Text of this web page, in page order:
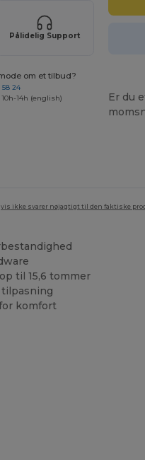
Pålidelig Support
om et tilbud?
58 24
10h-14h (english)
Er du
ikke svarer nøjagtigt til den faktiske
til 15,6 tommer
komfort